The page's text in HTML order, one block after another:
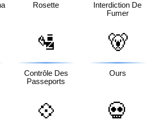
Rosette
Interdiction De
Fumer
🛂
Contrôle Des
Passeports
🐻
Ours
💠 💀